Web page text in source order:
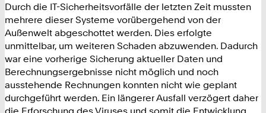
Durch die IT-Sicherheitsvorfälle der letzten Zeit mussten
mehrere dieser Systeme vorübergehend von der
Außenwelt abgeschottet werden. Dies erfolgte
unmittelbar, um weiteren Schaden abzuwenden. Dadurch
war eine vorherige Sicherung aktueller Daten und
Berechnungsergebnisse nicht möglich und noch
ausstehende Rechnungen konnten nicht wie geplant
durchgeführt werden. Ein längerer Ausfall verzögert daher